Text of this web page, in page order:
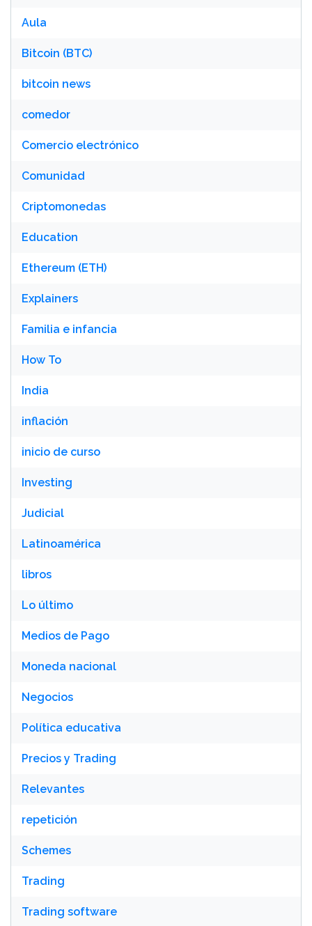
Aula
Bitcoin (BTC)
bitcoin news
comedor
Comercio electrónico
Comunidad
Criptomonedas
Education
Ethereum (ETH)
Explainers
Familia e infancia
How To
India
inflación
inicio de curso
Investing
Judicial
Latinoamérica
libros
Lo último
Medios de Pago
Moneda nacional
Negocios
Política educativa
Precios y Trading
Relevantes
repetición
Schemes
Trading
Trading software